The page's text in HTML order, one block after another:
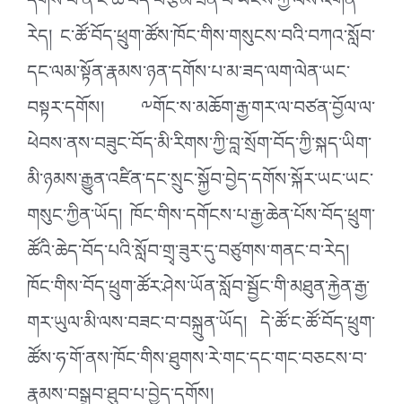
རེད། ང་ཚོ་བོད་ཕྲུག་ཚོས་ཁོང་གིས་གསུངས་བའི་བཀའ་སློབ་
དང་ལམ་སྟོན་རྣམས་ཉན་དགོས་པ་མ་ཟད་ལག་ལེན་ཡང་
བསྟར་དགོས། ༸གོང་ས་མཆོག་རྒྱ་གར་ལ་བཙན་བྱོལ་ལ་
ཕེབས་ནས་བཟུང་བོད་མི་རིགས་ཀྱི་བླ་སྲོག་བོད་ཀྱི་སྐད་ཡིག་
མི་ཉམས་རྒྱུན་འཛིན་དང་སྲུང་སྐྱོབ་བྱེད་དགོས་སྐོར་ཡང་ཡང་
གསུང་ཀྱིན་ཡོད། ཁོང་གིས་དགོངས་པ་རྒྱ་ཆེན་པོས་བོད་ཕྲུག་
ཚོའི་ཆེད་བོད་པའི་སློབ་གྲྭ་ཟུར་དུ་བཙུགས་གནང་བ་རེད།
ཁོང་གིས་བོད་ཕྲུག་ཚོར་ཤེས་ཡོན་སློབ་སྦྱོང་གི་མཐུན་རྐྱེན་རྒྱ་
གར་ཡུལ་མི་ལས་བཟང་བ་བསྐྲུན་ཡོད། དེ་ཚོ་ང་ཚོ་བོད་ཕྲུག་
ཚོས་ཧ་གོ་ནས་ཁོང་གིས་ཐུགས་རེ་གང་དང་གང་བཅངས་བ་